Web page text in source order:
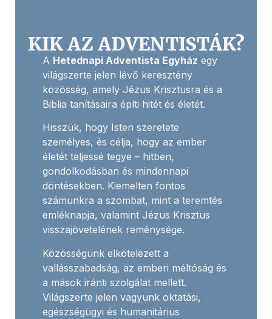
KIK AZ ADVENTISTÁK?
A Hetednapi Adventista Egyház egy
világszerte jelen lévő keresztény
közösség, amely Jézus Krisztusra és a
Biblia tanításaira építi hitét és életét.
Hisszük, hogy Isten szeretete
személyes, és célja, hogy az ember
életét teljessé tegye – hitben,
gondolkodásban és mindennapi
döntésekben. Kiemelten fontos
számunkra a szombat, mint a teremtés
emléknapja, valamint Jézus Krisztus
visszajövetelének reménysége.
Közösségünk elkötelezett a
vallásszabadság, az emberi méltóság és
a mások iránti szolgálat mellett.
Világszerte jelen vagyunk oktatási,
egészségügyi és humanitárius